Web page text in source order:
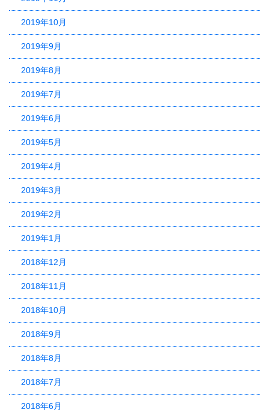
2019年10月
2019年9月
2019年8月
2019年7月
2019年6月
2019年5月
2019年4月
2019年3月
2019年2月
2019年1月
2018年12月
2018年11月
2018年10月
2018年9月
2018年8月
2018年7月
2018年6月